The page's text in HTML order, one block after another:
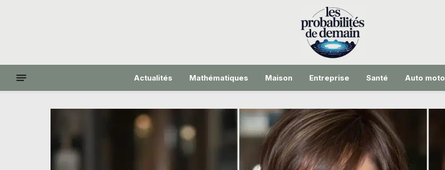
Actualités Mathématiques Maison Entreprise Santé Auto moto